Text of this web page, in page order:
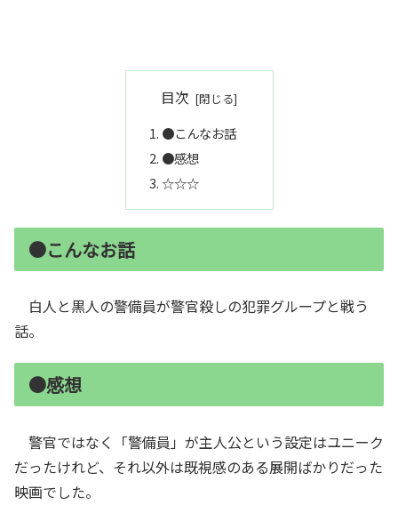
目次
●こんなお話
●感想
☆☆☆
●こんなお話
白人と黒人の警備員が警官殺しの犯罪グループと戦う
話。
●感想
警官ではなく「警備員」が主人公という設定はユニーク
だったけれど、それ以外は既視感のある展開ばかりだった
映画でした。